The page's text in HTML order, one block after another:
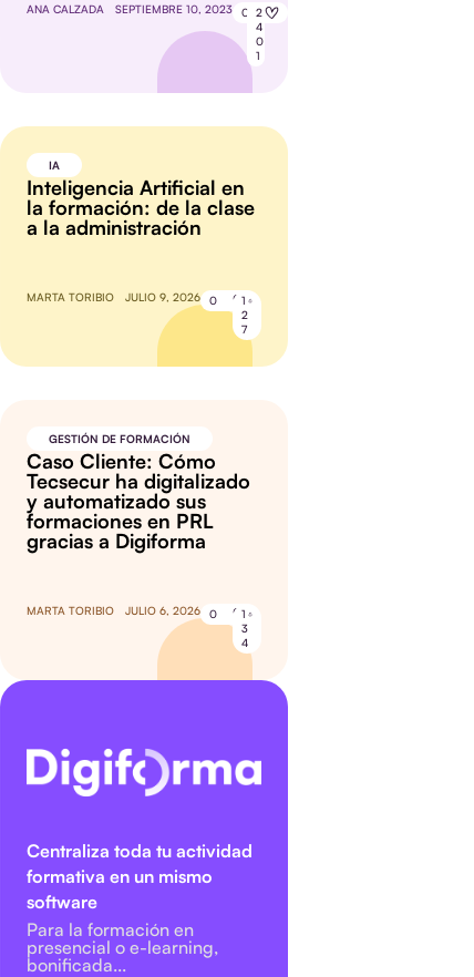
ANA CALZADA SEPTIEMBRE 10, 2023 0
2
4
0
1
IA
Inteligencia Artificial en
la formación: de la clase
a la administración
MARTA TORIBIO JULIO 9, 2026 0
1
2
7
GESTIÓN DE FORMACIÓN
Caso Cliente: Cómo
Tecsecur ha digitalizado
y automatizado sus
formaciones en PRL
gracias a Digiforma
MARTA TORIBIO JULIO 6, 2026 0
1
3
4
Centraliza toda tu actividad
formativa en un mismo
software
Para la formación en
presencial o e-learning,
bonificada...